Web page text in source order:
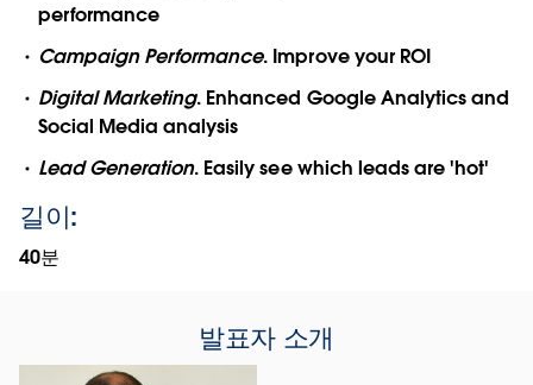
performance
Campaign Performance. Improve your ROI
Digital Marketing. Enhanced Google Analytics and
Social Media analysis
Lead Generation. Easily see which leads are 'hot'
길이:
40분
발표자 소개